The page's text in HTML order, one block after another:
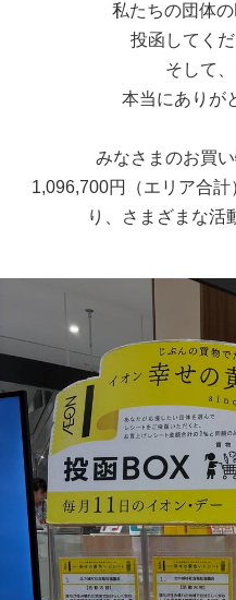
私たちの団体
投函してく
そして
本当にありが
みなさまのお買
1,096,700円（エリア合
り、さまざまな活